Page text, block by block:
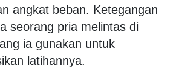
angkat beban. Ketegangan
seorang pria melintas di
ia gunakan untuk
latihannya.